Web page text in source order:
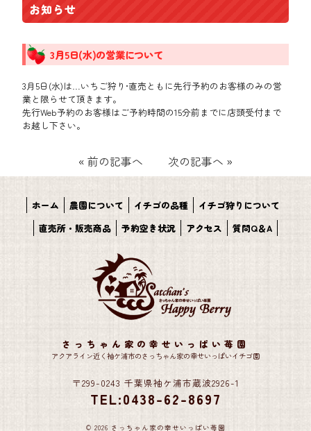
お知らせ
3月5日(水)の営業について
3月5日(水)は…いちご狩り•直売ともに先行予約のお客様のみの営
業と限らせて頂きます。
先行Web予約のお客様はご予約時間の15分前までに店頭受付まで
お越し下さい。
« 前の記事へ 次の記事へ »
ホーム 農園について イチゴの品種
イチゴ狩りについて
直売所・販売商品
予約空き状況 アクセス 質問Q＆A
さっちゃん家の幸せいっぱい苺園
アクアライン近く袖ケ浦市のさっちゃん家の幸せいっぱいイチゴ園
〒299-0243 千葉県袖ケ浦市蔵波2926-1
TEL:0438-62-8697
© 2026 さっちゃん家の幸せいっぱい苺園